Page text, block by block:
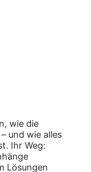
wie die
und wie alles
Ihr Weg:
Lösungen